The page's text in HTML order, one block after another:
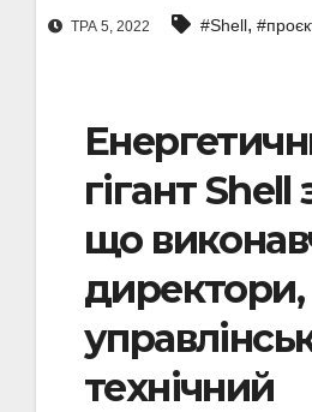
ТРА 5, 2022 #Shell,
гігант Shell
що
директори,
технічний